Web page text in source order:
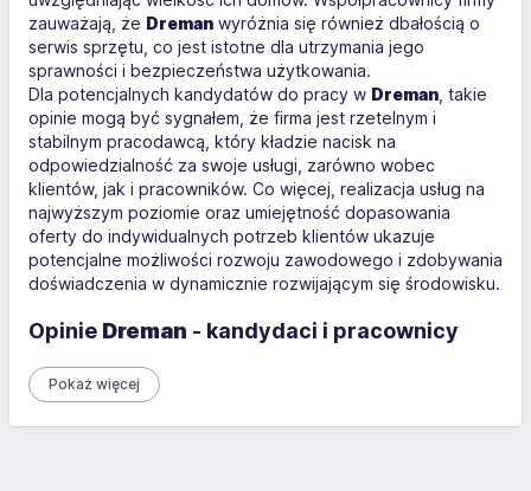
zauważają, że Dreman wyróżnia się również dbałością o
serwis sprzętu, co jest istotne dla utrzymania jego
sprawności i bezpieczeństwa użytkowania.
Dla potencjalnych kandydatów do pracy w Dreman , takie
opinie mogą być sygnałem, że firma jest rzetelnym i
stabilnym pracodawcą, który kładzie nacisk na
odpowiedzialność za swoje usługi, zarówno wobec
klientów, jak i pracowników. Co więcej, realizacja usług na
najwyższym poziomie oraz umiejętność dopasowania
oferty do indywidualnych potrzeb klientów ukazuje
potencjalne możliwości rozwoju zawodowego i zdobywania
doświadczenia w dynamicznie rozwijającym się środowisku.
Opinie Dreman - kandydaci i pracownicy
Pokaż więcej